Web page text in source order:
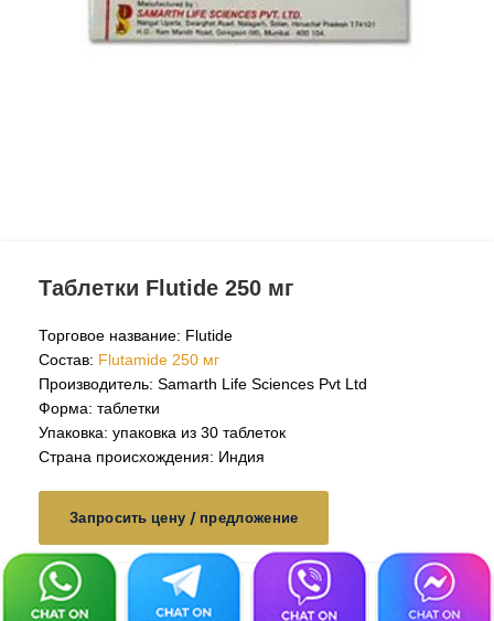
Таблетки Flutide 250 мг
Торговое название: Flutide
Состав: Flutamide 250 мг
Производитель: Samarth Life Sciences Pvt Ltd
Форма: таблетки
Упаковка: упаковка из 30 таблеток
Страна происхождения: Индия
Запросить цену / предложение